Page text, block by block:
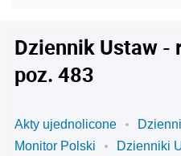
Dziennik Ustaw -
poz. 483
Akty ujednolicone
Monitor Polski
Dzienniki